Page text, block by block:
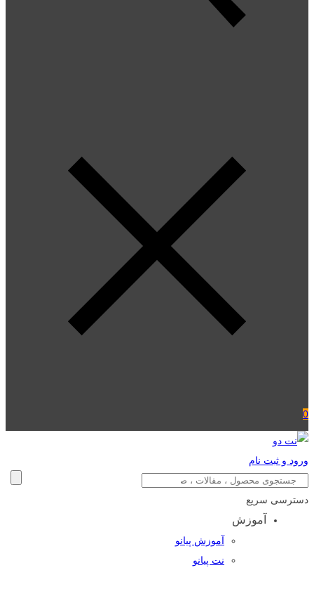
0
ورود و ثبت نام
دسترسی سریع
آموزش
آموزش پیانو
نت پیانو